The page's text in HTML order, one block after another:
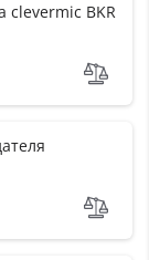
clevermic BKR